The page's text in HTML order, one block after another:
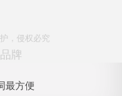
，侵权必究
牌
最方便